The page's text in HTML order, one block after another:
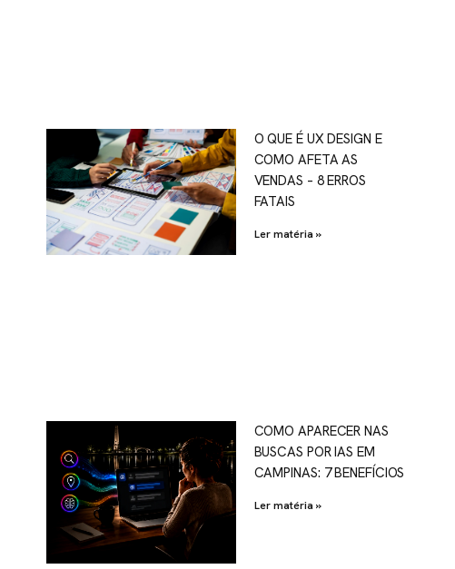
O QUE É UX DESIGN E
COMO AFETA AS
VENDAS – 8 ERROS
FATAIS
Ler matéria »
COMO APARECER NAS
BUSCAS POR IAS EM
CAMPINAS: 7 BENEFÍCIOS
Ler matéria »